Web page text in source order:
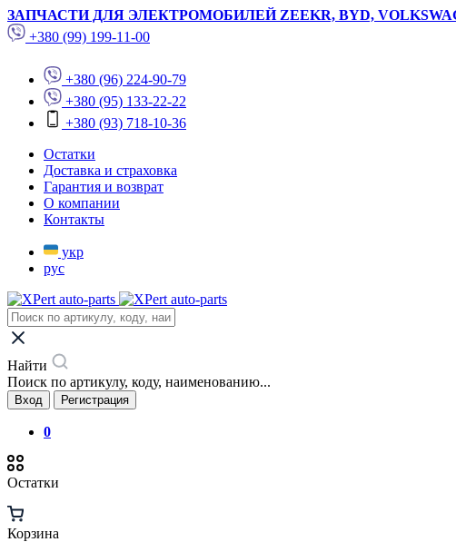
ЗАПЧАСТИ ДЛЯ ЭЛЕКТРОМОБИЛЕЙ ZEEKR, BYD,
+380 (99) 199-11-00
+380 (96) 224-90-79
+380 (95) 133-22-22
+380 (93) 718-10-36
Остатки
Доставка и страховка
Гарантия и возврат
О компании
Контакты
укр
рус
Найти
Поиск по артикулу, коду, наименованию...
Вход Регистрация
0
Остатки
Корзина